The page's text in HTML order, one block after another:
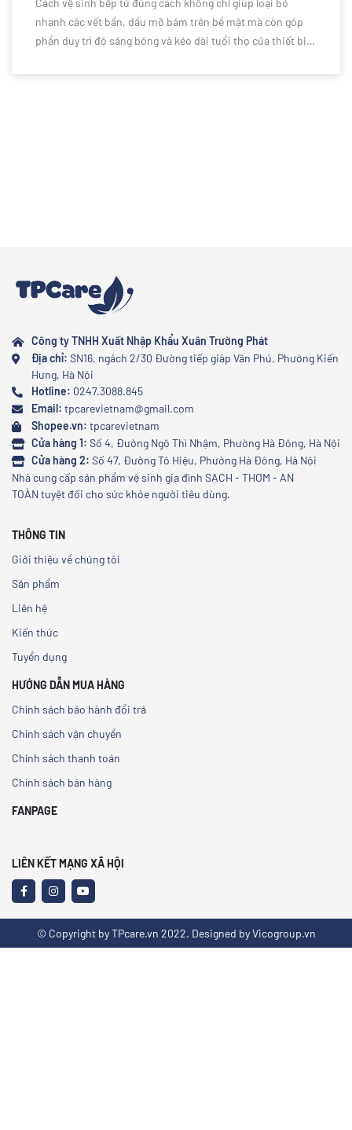
Cách vệ sinh bếp từ đúng cách không chỉ giúp loại bỏ
nhanh các vết bẩn, dầu mỡ bám trên bề mặt mà còn góp
phần duy trì độ sáng bóng và kéo dài tuổi thọ của thiết bị.
Công ty TNHH Xuất Nhập Khẩu Xuân Trường Phát
Địa chỉ: SN16, ngách 2/30 Đường tiếp giáp Văn Phú, Phường Kiến
Hưng, Hà Nội
Hotline: 0247.3088.845
Email: tpcarevietnam@gmail.com
Shopee.vn: tpcarevietnam
Cửa hàng 1: Số 4, Đường Ngô Thì Nhậm, Phường Hà Đông, Hà Nội
Cửa hàng 2: Số 47, Đường Tô Hiệu, Phường Hà Đông, Hà Nội
Nhà cung cấp sản phẩm vệ sinh gia đình SẠCH - THƠM - AN
TOÀN tuyệt đối cho sức khỏe người tiêu dùng.
THÔNG TIN
Giới thiệu về chúng tôi
Sản phẩm
Liên hệ
Kiến thức
Tuyển dụng
HƯỚNG DẪN MUA HÀNG
Chính sách bảo hành đổi trả
Chính sách vận chuyển
Chính sách thanh toán
Chính sách bán hàng
FANPAGE
LIÊN KẾT MẠNG XÃ HỘI
© Copyright by TPcare.vn 2022. Designed by Vicogroup.vn